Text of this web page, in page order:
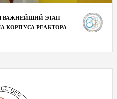
ВАЖНЕЙШИЙ ЭТАП
КОРПУСА РЕАКТОРА